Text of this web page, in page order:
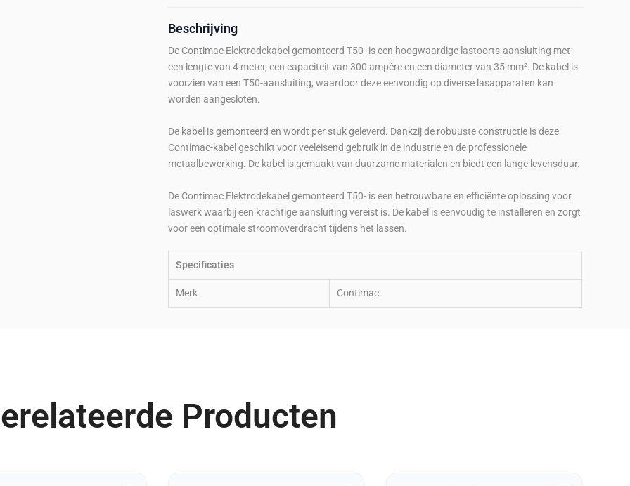
Beschrijving
De Contimac Elektrodekabel gemonteerd T50- is een hoogwaardige lastoorts-aansluiting met
een lengte van 4 meter, een capaciteit van 300 ampère en een diameter van 35 mm². De kabel is
voorzien van een T50-aansluiting, waardoor deze eenvoudig op diverse lasapparaten kan
worden aangesloten.
De kabel is gemonteerd en wordt per stuk geleverd. Dankzij de robuuste constructie is deze
Contimac-kabel geschikt voor veeleisend gebruik in de industrie en de professionele
metaalbewerking. De kabel is gemaakt van duurzame materialen en biedt een lange levensduur.
De Contimac Elektrodekabel gemonteerd T50- is een betrouwbare en efficiënte oplossing voor
laswerk waarbij een krachtige aansluiting vereist is. De kabel is eenvoudig te installeren en zorgt
voor een optimale stroomoverdracht tijdens het lassen.
Specificaties
Merk Contimac
Producten